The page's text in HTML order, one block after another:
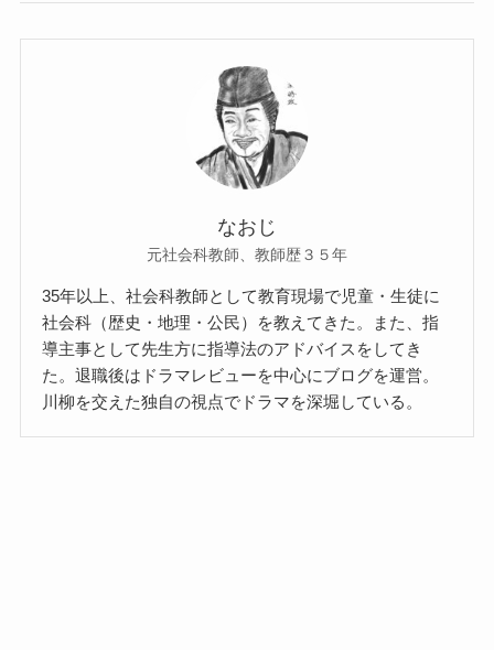
なおじ
元社会科教師、教師歴３５年
35年以上、社会科教師として教育現場で児童・生徒に
社会科（歴史・地理・公民）を教えてきた。また、指
導主事として先生方に指導法のアドバイスをしてき
た。退職後はドラマレビューを中心にブログを運営。
川柳を交えた独自の視点でドラマを深堀している。